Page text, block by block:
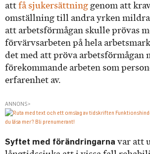
att få sjukersättning genom att
omställning till andra yrken
att arbetsförmågan skulle prövas
förvärvsarbeten på hela
det med att pröva arbetsförmågan
förekommande arbeten som
erfarenhet av.
ANNONS>
Syftet med förändringarna var att